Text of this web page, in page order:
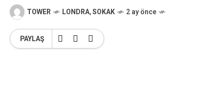
TOWER LONDRA,SOKAK 2 ay önce
PAYLAŞ